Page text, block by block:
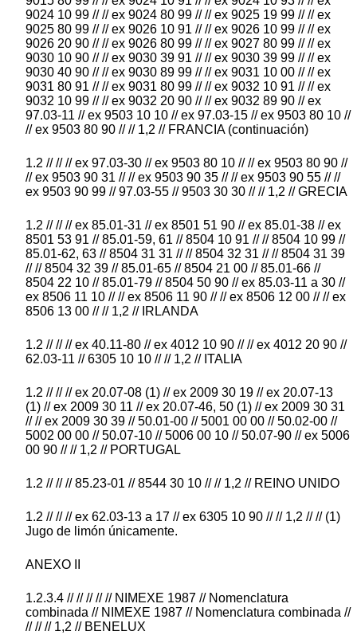
9024 10 99 // // ex 9024 80 99 // // ex 9025 19 99 // // ex
9025 80 99 // // ex 9026 10 91 // // ex 9026 10 99 // // ex
9026 20 90 // // ex 9026 80 99 // // ex 9027 80 99 // // ex
9030 10 90 // // ex 9030 39 91 // // ex 9030 39 99 // // ex
9030 40 90 // // ex 9030 89 99 // // ex 9031 10 00 // // ex
9031 80 91 // // ex 9031 80 99 // // ex 9032 10 91 // // ex
9032 10 99 // // ex 9032 20 90 // // ex 9032 89 90 // ex
97.03-11 // ex 9503 10 10 // ex 97.03-15 // ex 9503 80 10 //
// ex 9503 80 90 // // 1,2 // FRANCIA (continuación)
1.2 // // // ex 97.03-30 // ex 9503 80 10 // // ex 9503 80 90 //
// ex 9503 90 31 // // ex 9503 90 35 // // ex 9503 90 55 // //
ex 9503 90 99 // 97.03-55 // 9503 30 30 // // 1,2 // GRECIA
1.2 // // // ex 85.01-31 // ex 8501 51 90 // ex 85.01-38 // ex
8501 53 91 // 85.01-59, 61 // 8504 10 91 // // 8504 10 99 //
85.01-62, 63 // 8504 31 31 // // 8504 32 31 // // 8504 31 39
// // 8504 32 39 // 85.01-65 // 8504 21 00 // 85.01-66 //
8504 22 10 // 85.01-79 // 8504 50 90 // ex 85.03-11 a 30 //
ex 8506 11 10 // // ex 8506 11 90 // // ex 8506 12 00 // // ex
8506 13 00 // // 1,2 // IRLANDA
1.2 // // // ex 40.11-80 // ex 4012 10 90 // // ex 4012 20 90 //
62.03-11 // 6305 10 10 // // 1,2 // ITALIA
1.2 // // // ex 20.07-08 (1) // ex 2009 30 19 // ex 20.07-13
(1) // ex 2009 30 11 // ex 20.07-46, 50 (1) // ex 2009 30 31
// // ex 2009 30 39 // 50.01-00 // 5001 00 00 // 50.02-00 //
5002 00 00 // 50.07-10 // 5006 00 10 // 50.07-90 // ex 5006
00 90 // // 1,2 // PORTUGAL
1.2 // // // 85.23-01 // 8544 30 10 // // 1,2 // REINO UNIDO
1.2 // // // ex 62.03-13 a 17 // ex 6305 10 90 // // 1,2 // // (1)
Jugo de limón únicamente.
ANEXO II
1.2.3.4 // // // // // NIMEXE 1987 // Nomenclatura
combinada // NIMEXE 1987 // Nomenclatura combinada //
// // // 1,2 // BENELUX